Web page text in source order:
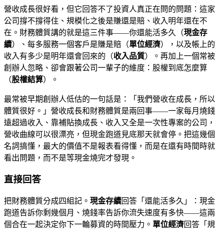
營收成長很好看，但它回答不了投資人真正在問的問題：這家
公司撐不撐得住、規模化之後是賺還是賠、收入明年還在不
在。財務體質講的就是這三件事——你還能活多久（現金存
續）、每多服務一個客戶是賺是賠（單位經濟），以及帳上的
收入有多少是明年還會回來的（收入品質）。再加上一個常被
創辦人忽略、卻會跟著公司一輩子的維度：股權到底怎麼算
（股權結算）。
最常被早期創辦人低估的一句話是：「我們營收在成長，所以
體質很好。」營收成長和財務體質是兩回事——一家每月燒錢
遠超過收入、靠補貼換成長、收入又全是一次性專案的公司，
營收曲線可以很漂亮，但現金跑道見底那天就會停。把這幾個
名詞搞懂，最大的價值不是報表看得懂，而是在還有時間時就
看出問題，而不是等現金燒完才發現。
直接回答
把財務體質分成四組記。 現金存續回答「還能活多久」：現金
跑道告訴你剩幾個月、燒錢率告訴你流失速度有多快——這兩
個合在一起決定你下一輪募資的時間壓力。 單位經濟回答「規